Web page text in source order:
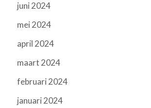
juni 2024
mei 2024
april 2024
maart 2024
februari 2024
januari 2024